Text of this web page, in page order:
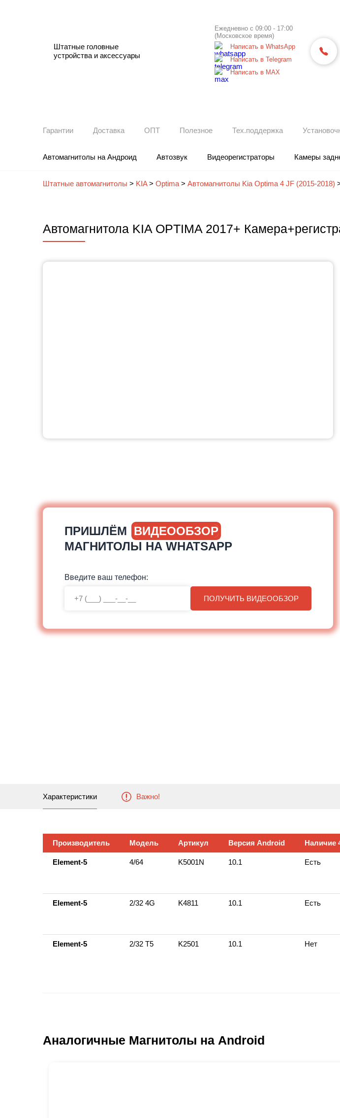
Штатные головные
устройства и аксессуары
Ежедневно с 09:00 - 17:00
(Московское время)
Написать в WhatsApp
Написать в Telegram
Написать в МАХ
Гарантии Доставка ОПТ Полезное Тех.поддержка
Автомагнитолы на Андроид Автозвук Видеорегистраторы Камеры
Штатные автомагнитолы > KIA> Optima > Автомагнитолы Kia Optima 4 JF (2015-2018)
Автомагнитола KIA OPTIMA 2017+
ПРИШЛЁМ ВИДЕООБЗОР
МАГНИТОЛЫ НА WHATSAPP
Введите ваш телефон:
ПОЛУЧИТЬ ВИДЕООБЗОР
Характеристики Важно!
Производитель Модель Артикул Версия Android Наличие
Element-5 4/64 K5001N 10.1 Есть
Element-5 2/32 4G K4811 10.1 Есть
Element-5 2/32 Т5 K2501 10.1 Нет
Аналогичные Магнитолы на Android